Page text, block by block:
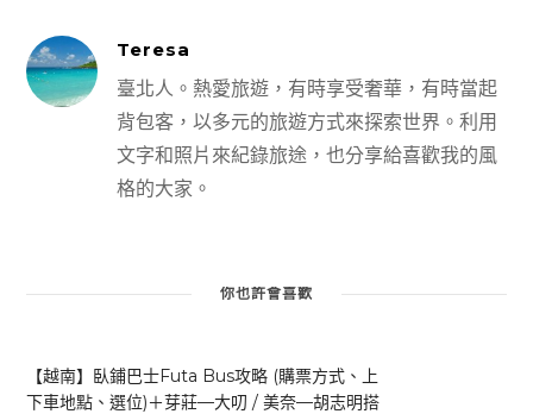
Teresa
臺北人。熱愛旅遊，有時享受奢華，有時當起
背包客，以多元的旅遊方式來探索世界。利用
文字和照片來紀錄旅途，也分享給喜歡我的風
格的大家。
你也許會喜歡
【越南】臥鋪巴士Futa Bus攻略 (購票方式、上
下車地點、選位)＋芽莊—大叨 / 美奈—胡志明搭